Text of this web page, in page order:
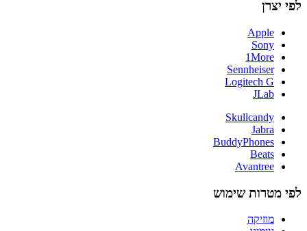
לפי יצרן
Apple
Sony
1More
Sennheiser
Logitech G
JLab
Skullcandy
Jabra
BuddyPhones
Beats
Avantree
לפי מטרות שימוש
מוזיקה